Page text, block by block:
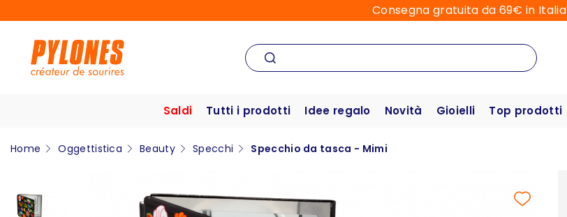
Consegna gratuita da 69€ in Italia
Saldi Tutti i prodotti Idee regalo Novità Gioielli Top prodotti
Home Oggettistica Beauty Specchi Specchio da tasca - Mimi